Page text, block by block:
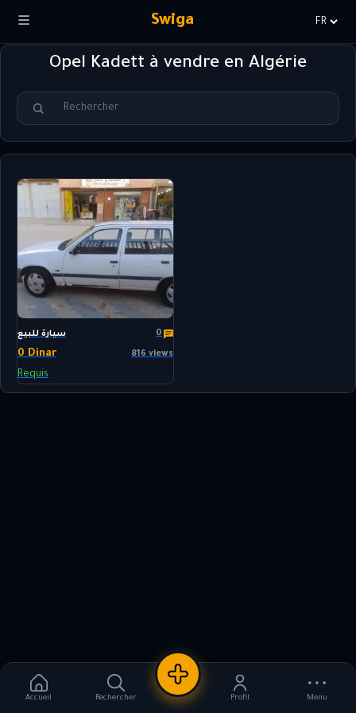
Swiga
la
Accueil Rechercher
Nouvelle annonce
Profil Menu
Opel Kadett à vendre en Algérie
سيارة للبيع 0
0 Dinar 816 views
Requis